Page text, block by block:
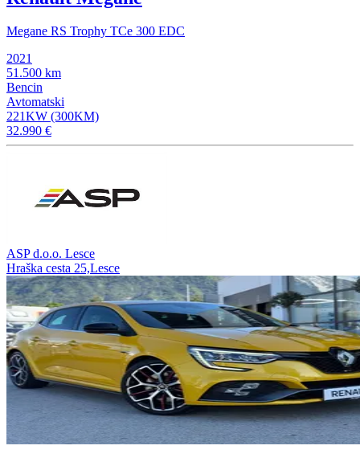
Megane RS Trophy TCe 300 EDC
2021
51.500 km
Bencin
Avtomatski
221KW (300KM)
32.990 €
ASP d.o.o. Lesce
Hraška cesta 25,Lesce